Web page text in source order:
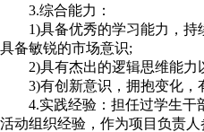
3.综合能力：
1)具备优秀的学习能力，持
具备敏锐的市场意识;
2)具有杰出的逻辑思维能力
3)有创新意识，拥抱变化，
4.实践经验：担任过学生干
活动组织经验，作为项目负责